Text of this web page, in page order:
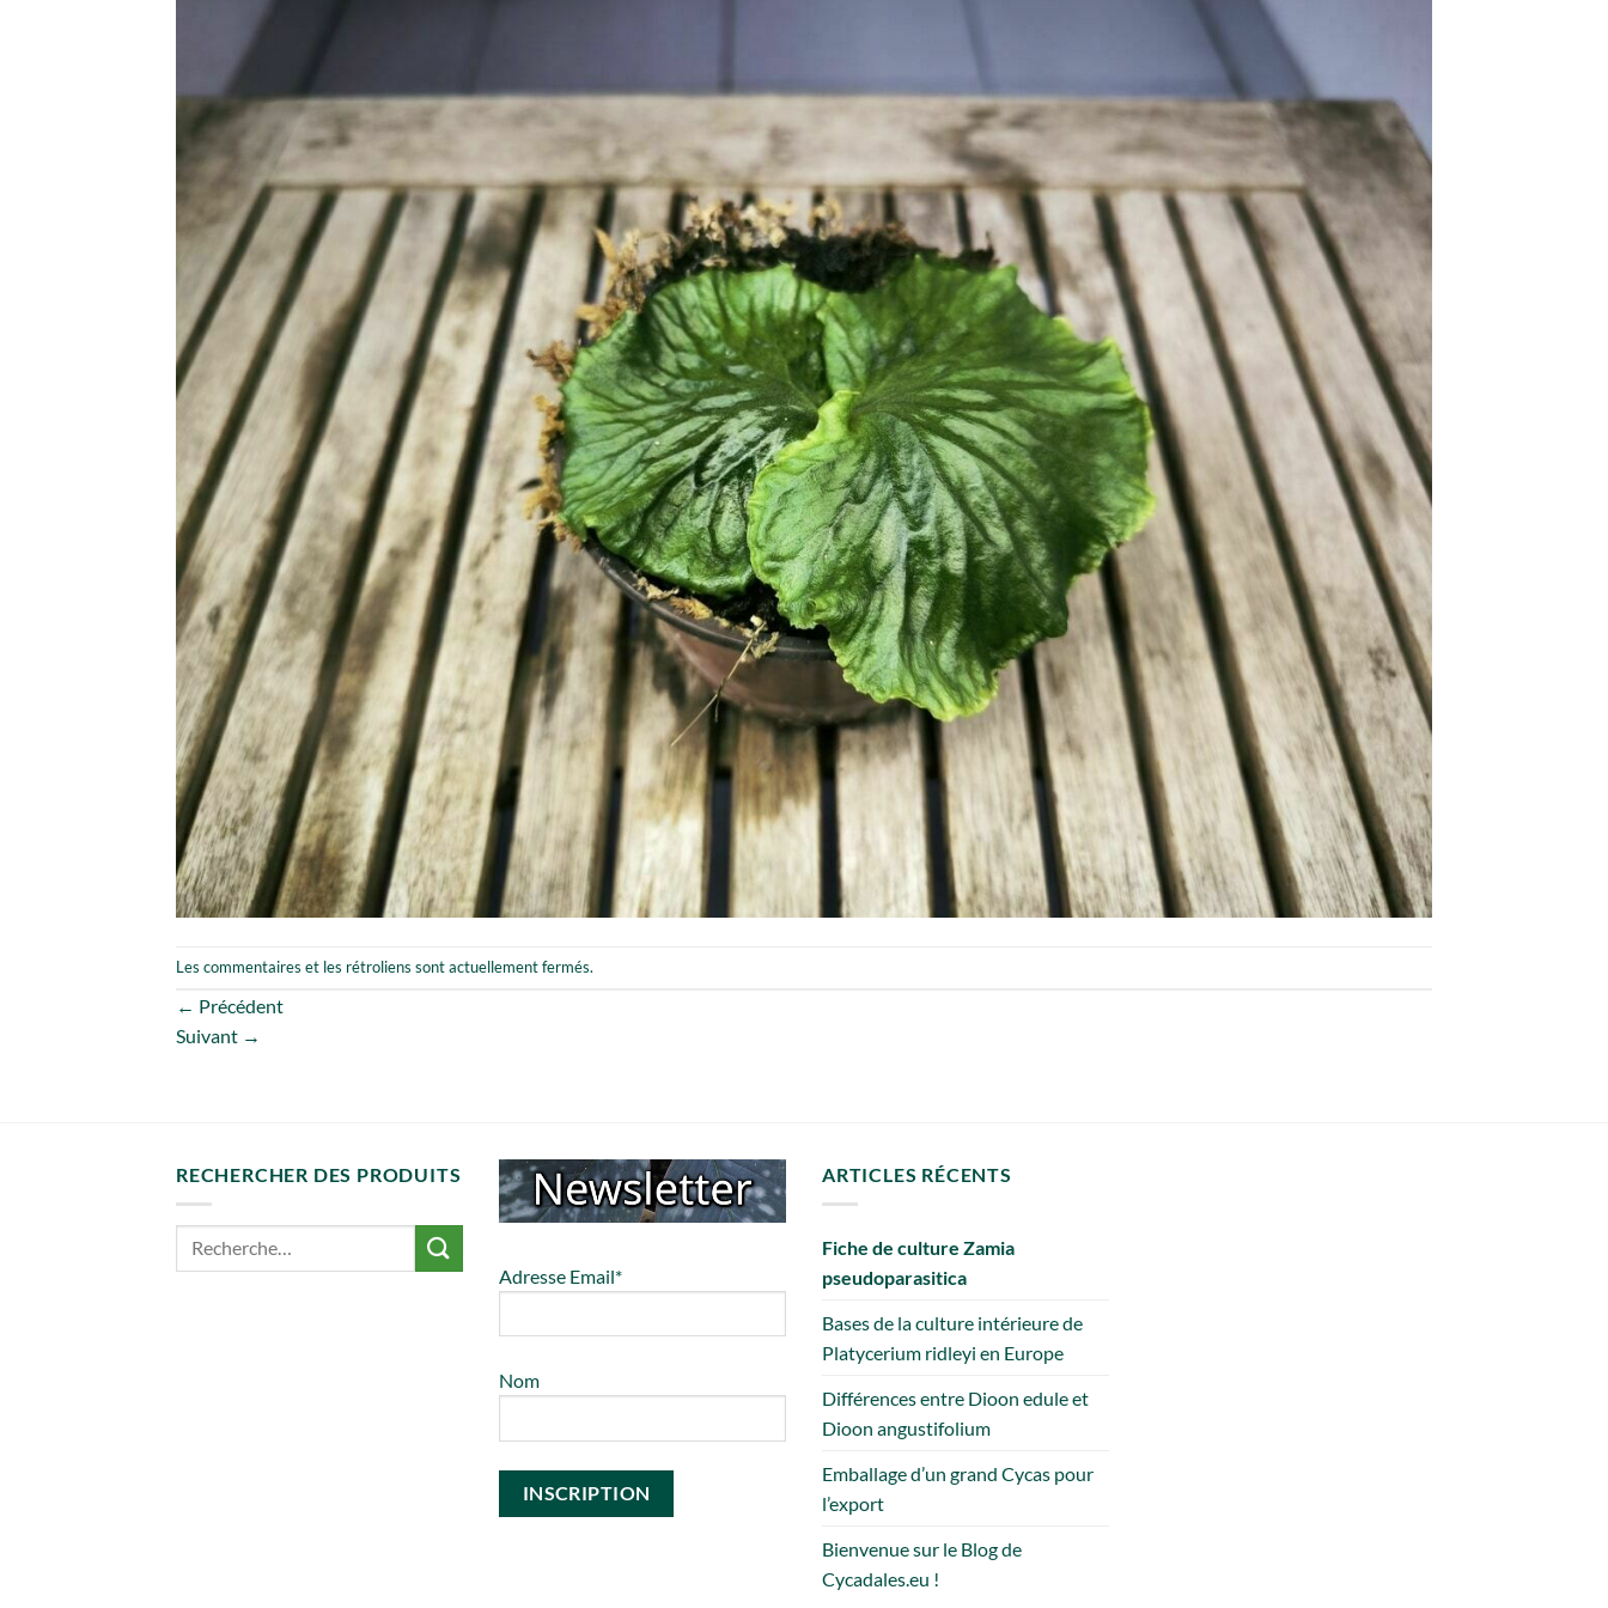
Les commentaires et les rétroliens sont actuellement fermés.
← Précédent
Suivant →
RECHERCHER DES PRODUITS
Adresse Email*
Nom
ARTICLES RÉCENTS
Fiche de culture Zamia
pseudoparasitica
Bases de la culture intérieure de
Platycerium ridleyi en Europe
Différences entre Dioon edule et
Dioon angustifolium
Emballage d’un grand Cycas pour
l’export
Bienvenue sur le Blog de
Cycadales.eu !